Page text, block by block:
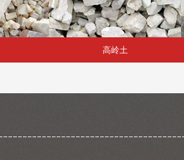
高岭土